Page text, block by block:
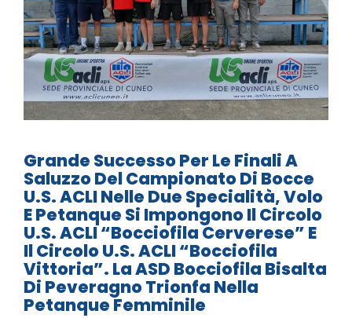
Grande Successo Per Le Finali A
Saluzzo Del Campionato Di Bocce
U.S. ACLI Nelle Due Specialità, Volo
E Petanque Si Impongono Il Circolo
U.S. ACLI “Bocciofila Cerverese” E
Il Circolo U.S. ACLI “Bocciofila
Vittoria”. La ASD Bocciofila Bisalta
Di Peveragno Trionfa Nella
Petanque Femminile